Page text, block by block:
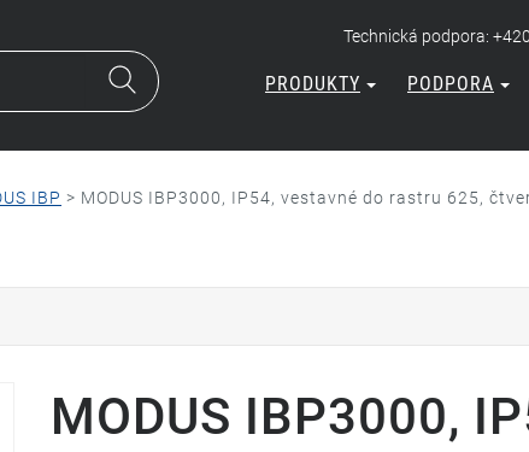
Technická podpora:
PRODUKTY PODPORA
IBP > MODUS IBP3000, IP54, vestavné do rastru 625,
MODUS IBP3000,